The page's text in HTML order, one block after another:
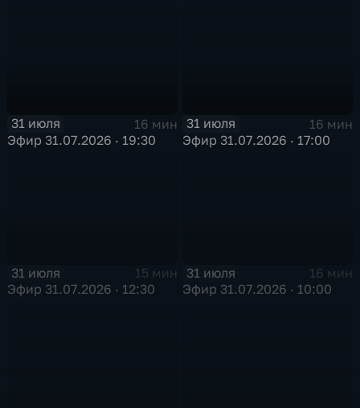
31 июля
16 мин
Эфир 31.07.2026 · 19:30
31 июля
16 мин
Эфир 31.07.2026 · 17:00
31 июля
15 мин
Эфир 31.07.2026 · 12:30
31 июля
16 мин
Эфир 31.07.2026 · 10:00